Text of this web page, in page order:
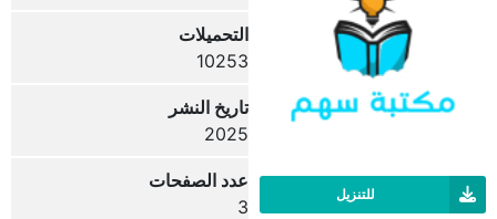
للتنزيل
التحميلات
10253
تاريخ النشر
2025
عدد الصفحات
3